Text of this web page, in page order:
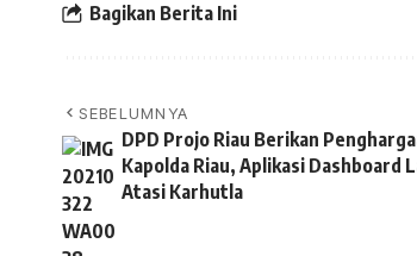
Bagikan Berita Ini
SEBELUMNYA
DPD Projo Riau Berikan
Kapolda Riau, Aplikasi Dashboard
Atasi Karhutla